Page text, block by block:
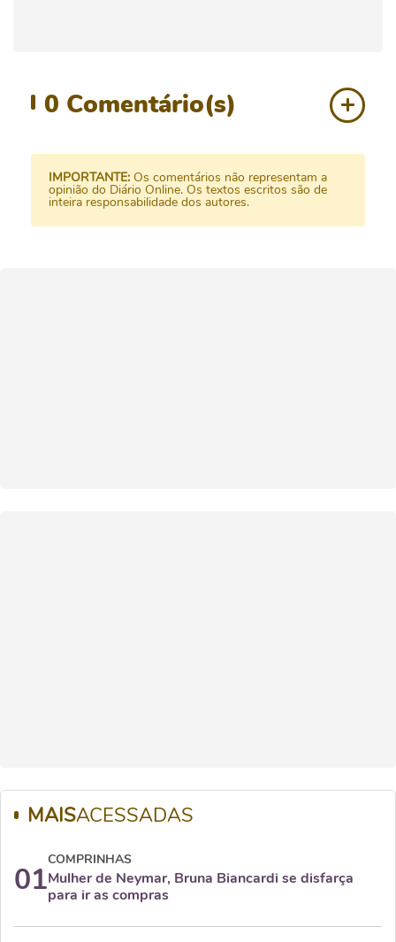
0 Comentário(s)
IMPORTANTE: Os comentários não representam a
opinião do Diário Online. Os textos escritos são de
inteira responsabilidade dos autores.
MAISACESSADAS
01
COMPRINHAS
Mulher de Neymar, Bruna Biancardi se disfarça
para ir as compras